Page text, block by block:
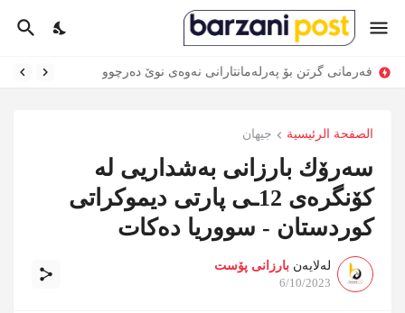
فەرمانی گرتن بۆ پەرلەمانتارانی نەوەی نوێ دەرچوو
الصفحة الرئيسية جیهان
سه‌رۆك بارزانی به‌شداریی له‌
كۆنگره‌ی 12ـی پارتی دیموکراتی
کوردستان - سووریا ده‌كات
لەلایەن بارزانی پۆست
6/10/2023